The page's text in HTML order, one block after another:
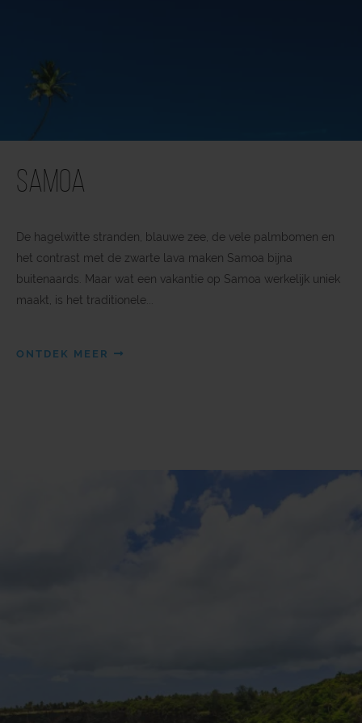
Samoa
De hagelwitte stranden, blauwe zee, de vele palmbomen en
het contrast met de zwarte lava maken Samoa bijna
buitenaards. Maar wat een vakantie op Samoa werkelijk uniek
maakt, is het traditionele...
ONTDEK MEER